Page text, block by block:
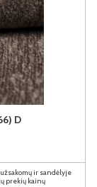
D
ir sandėlyje
prekių kainų